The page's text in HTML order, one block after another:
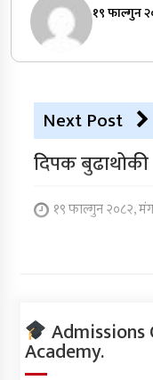
१९ फाल्गुन
Next Post
दिपक बुढाथोकी
१९ फाल्गुन २०८२,
Admissions
Academy.